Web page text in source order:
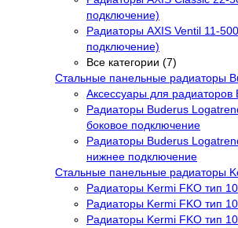
подключение)
Радиаторы AXIS Ventil 11-
подключение)
Все категории (7)
Стальные панельные радиаторы
Аксессуары для радиаторов
Радиаторы Buderus
боковое подключение
Радиаторы Buderus
нижнее подключение
Стальные панельные радиаторы
Радиаторы Kermi FKO тип
Радиаторы Kermi FKO тип
Радиаторы Kermi FKO тип